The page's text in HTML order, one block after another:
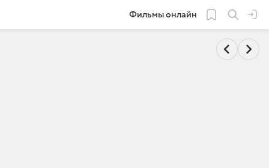
Фильмы онлайн